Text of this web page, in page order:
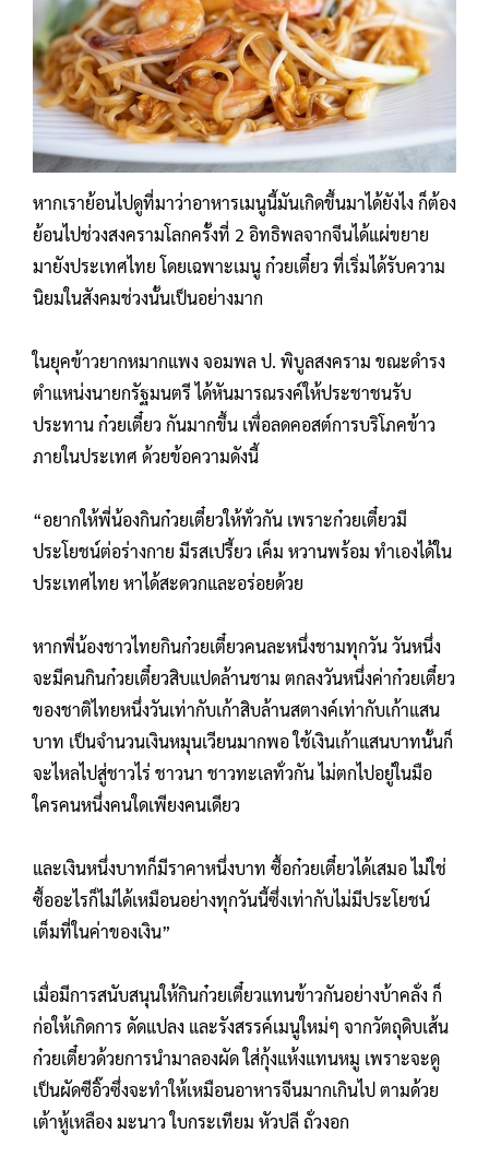
หากเราย้อนไปดูที่มาว่าอาหารเมนูนี้มันเกิดขึ้นมาได้ยังไง ก็ต้อง
ย้อนไปช่วงสงครามโลกครั้งที่ 2 อิทธิพลจากจีนได้แผ่ขยาย
มายังประเทศไทย โดยเฉพาะเมนู ก๋วยเตี๋ยว ที่เริ่มได้รับความ
นิยมในสังคมช่วงนั้นเป็นอย่างมาก
ในยุคข้าวยากหมากแพง จอมพล ป. พิบูลสงคราม ขณะดำรง
ตำแหน่งนายกรัฐมนตรี ได้หันมารณรงค์ให้ประชาชนรับ
ประทาน ก๋วยเตี๋ยว กันมากขึ้น เพื่อลดคอสต์การบริโภคข้าว
ภายในประเทศ ด้วยข้อความดังนี้
“อยากให้พี่น้องกินก๋วยเตี๋ยวให้ทั่วกัน เพราะก๋วยเตี๋ยวมี
ประโยชน์ต่อร่างกาย มีรสเปรี้ยว เค็ม หวานพร้อม ทำเองได้ใน
ประเทศไทย หาได้สะดวกและอร่อยด้วย
หากพี่น้องชาวไทยกินก๋วยเตี๋ยวคนละหนึ่งชามทุกวัน วันหนึ่ง
จะมีคนกินก๋วยเตี๋ยวสิบแปดล้านชาม ตกลงวันหนึ่งค่าก๋วยเตี๋ยว
ของชาติไทยหนึ่งวันเท่ากับเก้าสิบล้านสตางค์เท่ากับเก้าแสน
บาท เป็นจำนวนเงินหมุนเวียนมากพอ ใช้เงินเก้าแสนบาทนั้นก็
จะไหลไปสู่ชาวไร่ ชาวนา ชาวทะเลทั่วกัน ไม่ตกไปอยู่ในมือ
ใครคนหนึ่งคนใดเพียงคนเดียว
และเงินหนึ่งบาทก็มีราคาหนึ่งบาท ซื้อก๋วยเตี๋ยวได้เสมอ ไม่ใช่
ซื้ออะไรก็ไม่ได้เหมือนอย่างทุกวันนี้ซึ่งเท่ากับไม่มีประโยชน์
เต็มที่ในค่าของเงิน”
เมื่อมีการสนับสนุนให้กินก๋วยเตี๋ยวแทนข้าวกันอย่างบ้าคลั่ง ก็
ก่อให้เกิดการ ดัดแปลง และรังสรรค์เมนูใหม่ๆ จากวัตถุดิบเส้น
ก๋วยเตี๋ยวด้วยการนำมาลองผัด ใส่กุ้งแห้งแทนหมู เพราะจะดู
เป็นผัดซีอิ๊วซึ่งจะทำให้เหมือนอาหารจีนมากเกินไป ตามด้วย
เต้าหู้เหลือง มะนาว ใบกระเทียม หัวปลี ถั่วงอก